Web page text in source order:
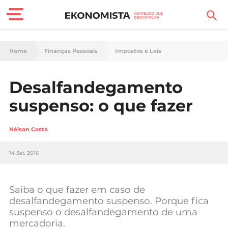
Finanças Pessoais
Carreira
Casa
Tecnologia
Negócios
Home Finanças Pessoais Impostos e Leis
Desalfandegamento
suspenso: o que fazer
Nélson Costa
14 Set, 2016
Saiba o que fazer em caso de
desalfandegamento suspenso. Porque fica
suspenso o desalfandegamento de uma
mercadoria.